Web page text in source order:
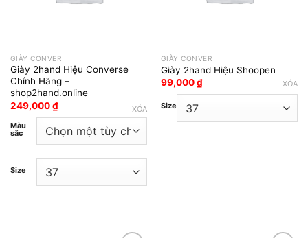
GIÀY CONVER
Giày 2hand Hiệu Converse
Chính Hãng –
shop2hand.online
249,000₫
Màu
sắc
Size
XÓA
GIÀY CONVER
Giày 2hand Hiệu Shoopen
99,000₫
Size
XÓA